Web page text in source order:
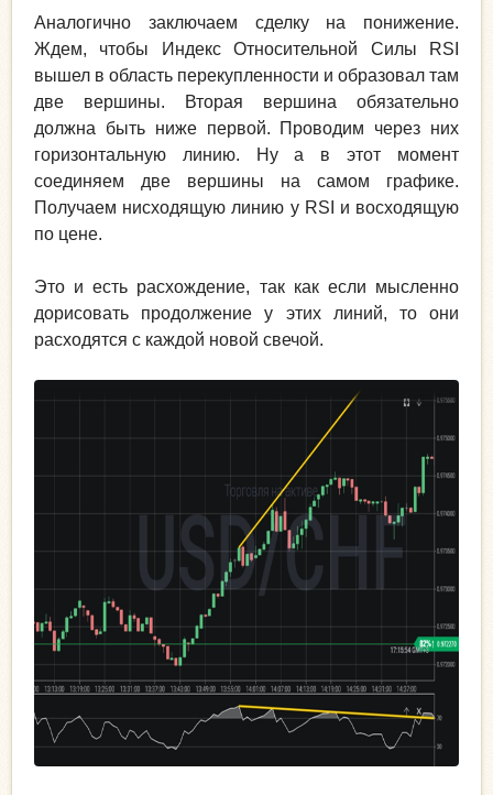
Аналогично заключаем сделку на понижение.
Ждем, чтобы Индекс Относительной Силы RSI
вышел в область перекупленности и образовал там
две вершины. Вторая вершина обязательно
должна быть ниже первой. Проводим через них
горизонтальную линию. Ну а в этот момент
соединяем две вершины на самом графике.
Получаем нисходящую линию у RSI и восходящую
по цене.
Это и есть расхождение, так как если мысленно
дорисовать продолжение у этих линий, то они
расходятся с каждой новой свечой.